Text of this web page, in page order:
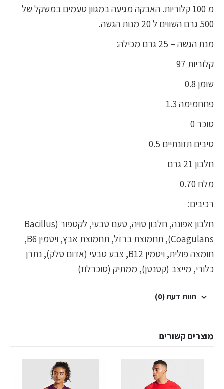
מ 100 קלוריות. האבקה מגיעה במגוון טעמים במשקל של
500 גרם השווים ל 20 מנות הגשה.
מנת הגשה – 25 גרם מכילה:
קלוריות 97
שומן 0.8
פחחמימה 1.3
סוכר 0
סיבים תזונתיים 0.5
חלבון 21 גרם
מלח 0.70
רכיבים:
חלבון אפונה, חלבון סויה, טעם טבעי, לקטפור (Bacillus
Coagulans), תחמוצת ברזל, תחמוצת אבץ, ויטמין B6,
חומצה פולית, ויטמין B12, צבע טבעי (אדום סלק), נתרן
כלורי, מייצב (קסנטן), ממתיק (סוכרלוז)
חוות דעת (0)
מוצרים קשורים